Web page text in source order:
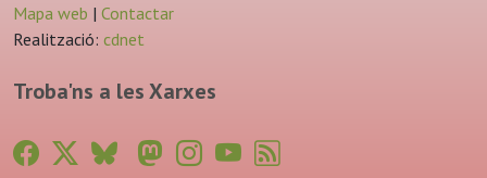
Mapa web | Contactar
Realització: cdnet
Troba'ns a les Xarxes